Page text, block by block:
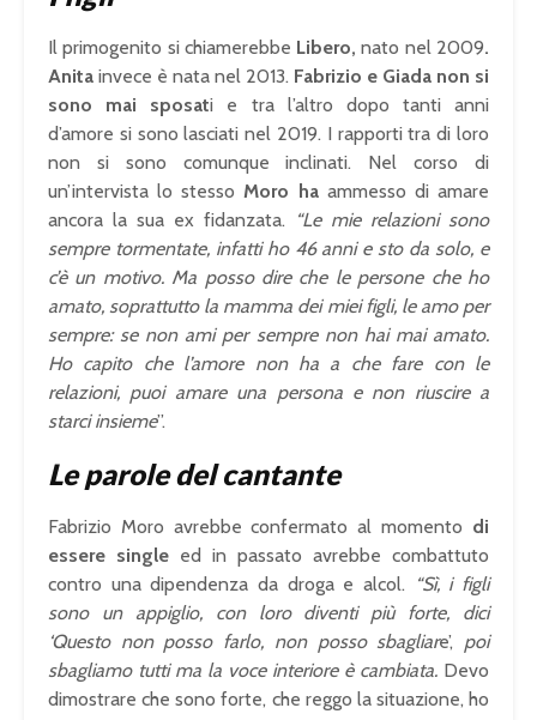
Il primogenito si chiamerebbe Libero, nato nel 2009.
Anita invece è nata nel 2013. Fabrizio e Giada non si
sono mai sposati e tra l’altro dopo tanti anni
d’amore si sono lasciati nel 2019. I rapporti tra di loro
non si sono comunque inclinati. Nel corso di
un’intervista lo stesso Moro haammesso di amare
ancora la sua ex fidanzata.
“Le mie relazioni sono
sempre tormentate, infatti ho 46 anni e sto da solo, e
c’è un motivo. Ma posso dire che le persone che ho
amato, soprattutto la mamma dei miei figli, le amo per
sempre: se non ami per sempre non hai mai amato.
Ho capito che l’amore non ha a che fare con le
relazioni, puoi amare una persona e non riuscire a
starci insieme”.
Le parole del cantante
Fabrizio Moro avrebbe confermato al momento di
essere single ed in passato avrebbe combattuto
contro una dipendenza da droga e alcol.
“Sì, i figli
sono un appiglio, con loro diventi più forte, dici
‘Questo non posso farlo, non posso sbagliare’, poi
sbagliamo tutti ma la voce interiore è cambiata. Devo
dimostrare che sono forte, che reggo la situazione, ho